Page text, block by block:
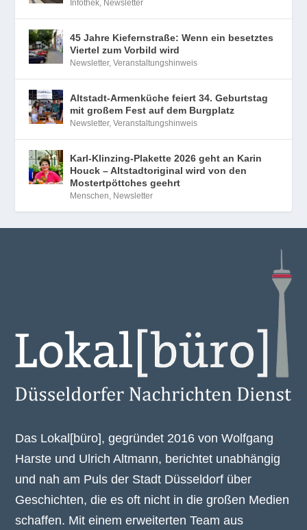
Infothek, Newsletter
45 Jahre Kiefernstraße: Wenn ein besetztes
Viertel zum Vorbild wird
Newsletter,Veranstaltungshinweis
Altstadt-Armenküche feiert 34. Geburtstag
mit großem Fest auf dem Burgplatz
Newsletter,Veranstaltungshinweis
Karl-Klinzing-Plakette 2026 geht an Karin
Houck – Altstadtoriginal wird von den
Mostertpöttches geehrt
Menschen, Newsletter
Das Lokal[büro], gegründet 2016 von Wolfgang
Harste und Ulrich Altmann, berichtet unabhängig
und nah am Puls der Stadt Düsseldorf über
Geschichten, die es oft nicht in die großen Medien
schaffen. Mit einem erweiterten Team aus